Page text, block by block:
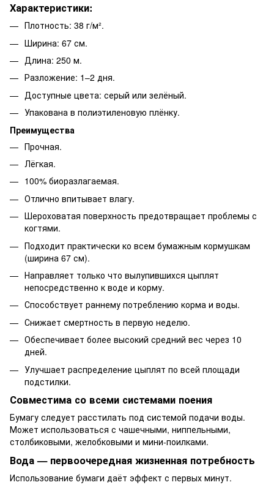
Характеристики:
Плотность: 38 г/м².
Ширина: 67 см.
Длина: 250 м.
Разложение: 1–2 дня.
Доступные цвета: серый или зелёный.
Упакована в полиэтиленовую плёнку.
Преимущества
Прочная.
Лёгкая.
100% биоразлагаемая.
Отлично впитывает влагу.
Шероховатая поверхность предотвращает проблемы с
когтями.
Подходит практически ко всем бумажным кормушкам
(ширина 67 см).
Направляет только что вылупившихся цыплят
непосредственно к воде и корму.
Способствует раннему потреблению корма и воды.
Снижает смертность в первую неделю.
Обеспечивает более высокий средний вес через 10
дней.
Улучшает распределение цыплят по всей площади
подстилки.
Совместима со всеми системами поения
Бумагу следует расстилать под системой подачи воды.
Может использоваться с чашечными, ниппельными,
столбиковыми, желобковыми и мини-поилками.
Вода — первоочередная жизненная потребность
Использование бумаги даёт эффект с первых минут.